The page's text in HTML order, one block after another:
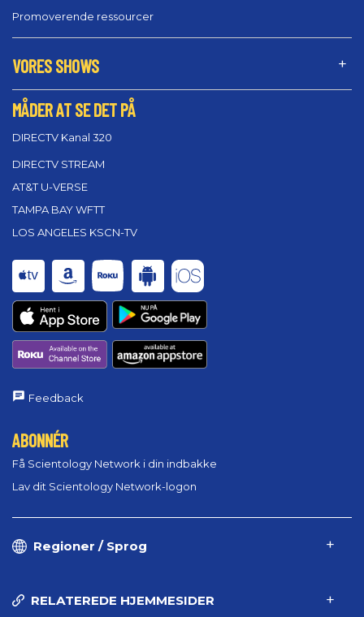
Promoverende ressourcer
VORES SHOWS
MÅDER AT SE DET PÅ
DIRECTV Kanal 320
DIRECTV STREAM
AT&T U-VERSE
TAMPA BAY WFTT
LOS ANGELES KSCN-TV
Feedback
ABONNÉR
Få Scientology Network i din indbakke
Lav dit Scientology Network-logon
Regioner / Sprog
RELATEREDE HJEMMESIDER